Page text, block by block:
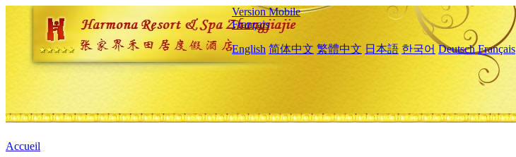
Version Mobile
Français
English 简体中文 繁體中文 日本語 한국어 Deutsch Français
Accueil